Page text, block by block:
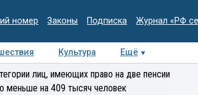
номер Законы Подписка Журнал «РФ
Культура
Ещё
Интервью Колумнисты
лиц, имеющих право на две пенсии
меньше на 409 тысяч человек